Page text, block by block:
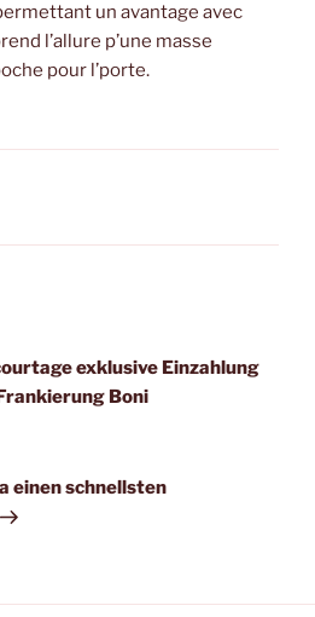
un avantage avec
l’allure p’une masse
pour l’porte.
exklusive Einzahlung
Boni
einen schnellsten